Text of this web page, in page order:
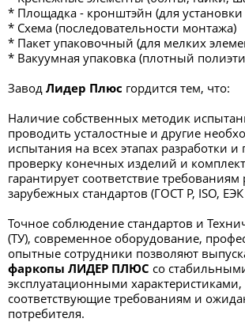
* Площадка - кронштэйн (для установки
* Схема (последовательности монтажа)
* Пакет упаковочный (для мелких
* Вакуумная упаковка (плотный
Завод Лидер Плюс гордится тем, что:
Наличие собственных методик
проводить усталостные и другие
испытания на всех этапах разработки и
проверку конечных изделий и
гарантирует соответствие требованиям
зарубежных стандартов (ГОСТ Р, ISO,
Точное соблюдение стандартов и
(ТУ), современное оборудование,
опытные сотрудники позволяют
фаркопы ЛИДЕР ПЛЮС со
эксплуатационными характеристиками,
соответствующие требованиям и
потребителя.